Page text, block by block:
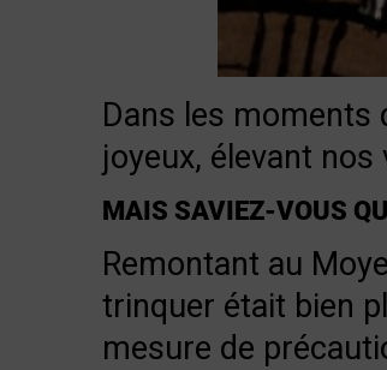
Dans les moments
joyeux, élevant
MAIS SAVIEZ-VOUS
Remontant au
trinquer était bien
mesure de